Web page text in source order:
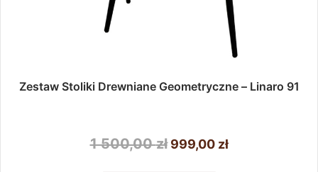
Zestaw Stoliki Drewniane Geometryczne – Linaro 91
1 500,00zł Pierwotna
999,00 złAktualna